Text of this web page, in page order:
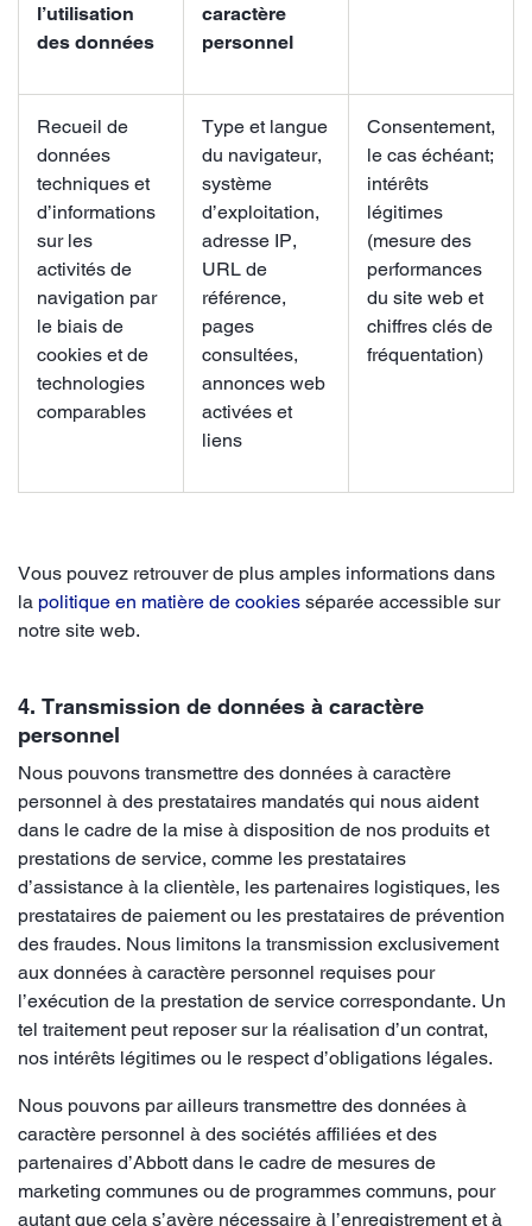
l’utilisation
des données
caractère
personnel
Recueil de
données
techniques et
d’informations
sur les
activités de
navigation par
le biais de
cookies et de
technologies
comparables
Type et langue
du navigateur,
système
d’exploitation,
adresse IP,
URL de
référence,
pages
consultées,
annonces web
activées et
liens
Consentement,
le cas échéant;
intérêts
légitimes
(mesure des
performances
du site web et
chiffres clés de
fréquentation)
Vous pouvez retrouver de plus amples informations dans
la politique en matière de cookies séparée accessible sur
notre site web.
4. Transmission de données à caractère
personnel
Nous pouvons transmettre des données à caractère
personnel à des prestataires mandatés qui nous aident
dans le cadre de la mise à disposition de nos produits et
prestations de service, comme les prestataires
d’assistance à la clientèle, les partenaires logistiques, les
prestataires de paiement ou les prestataires de prévention
des fraudes. Nous limitons la transmission exclusivement
aux données à caractère personnel requises pour
l’exécution de la prestation de service correspondante. Un
tel traitement peut reposer sur la réalisation d’un contrat,
nos intérêts légitimes ou le respect d’obligations légales.
Nous pouvons par ailleurs transmettre des données à
caractère personnel à des sociétés affiliées et des
partenaires d’Abbott dans le cadre de mesures de
marketing communes ou de programmes communs, pour
autant que cela s’avère nécessaire à l’enregistrement et à